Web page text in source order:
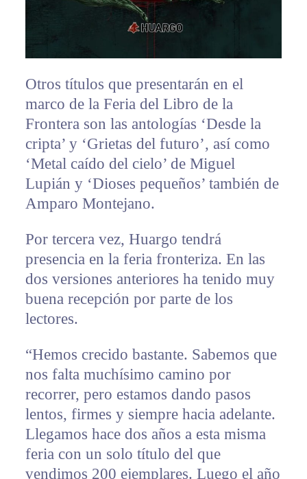
Otros títulos que presentarán en el
marco de la Feria del Libro de la
Frontera son las antologías ‘Desde la
cripta’ y ‘Grietas del futuro’, así como
‘Metal caído del cielo’ de Miguel
Lupián y ‘Dioses pequeños’ también de
Amparo Montejano.
Por tercera vez, Huargo tendrá
presencia en la feria fronteriza. En las
dos versiones anteriores ha tenido muy
buena recepción por parte de los
lectores.
“Hemos crecido bastante. Sabemos que
nos falta muchísimo camino por
recorrer, pero estamos dando pasos
lentos, firmes y siempre hacia adelante.
Llegamos hace dos años a esta misma
feria con un solo título del que
vendimos 200 ejemplares. Luego el año